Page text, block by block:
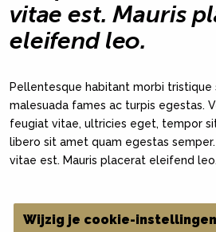
vitae est. Mauris
eleifend leo.
Pellentesque habitant morbi
malesuada fames ac turpis egestas.
feugiat vitae, ultricies eget, tempor
libero sit amet quam egestas
vitae est. Mauris placerat eleifend leo.
Wijzig je cookie-instellingen